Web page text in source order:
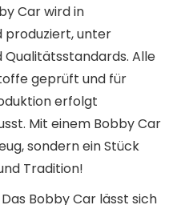
Car wird in
produziert, unter
Alle
geprüft und für
erfolgt
Mit einem Bobby Car
sondern ein Stück
Tradition!
Bobby Car lässt sich